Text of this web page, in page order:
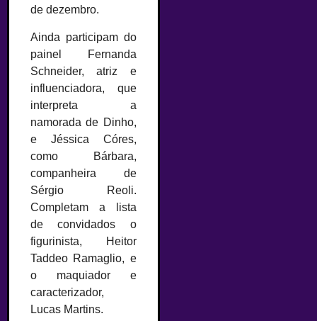
de dezembro.
Ainda participam do
painel Fernanda
Schneider, atriz e
influenciadora, que
interpreta a
namorada de Dinho,
e Jéssica Córes,
como Bárbara,
companheira de
Sérgio Reoli.
Completam a lista
de convidados o
figurinista, Heitor
Taddeo Ramaglio, e
o maquiador e
caracterizador,
Lucas Martins.